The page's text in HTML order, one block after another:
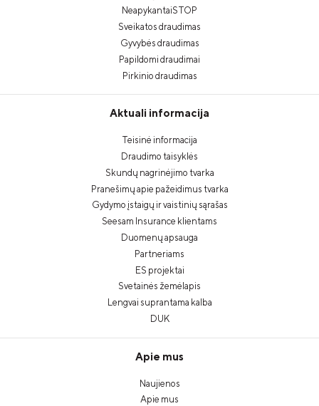
NeapykantaiSTOP
Sveikatos draudimas
Gyvybės draudimas
Papildomi draudimai
Pirkinio draudimas
Aktuali informacija
Teisinė informacija
Draudimo taisyklės
Skundų nagrinėjimo tvarka
Pranešimų apie pažeidimus tvarka
Gydymo įstaigų ir vaistinių sąrašas
Seesam Insurance klientams
Duomenų apsauga
Partneriams
ES projektai
Svetainės žemėlapis
Lengvai suprantama kalba
DUK
Apie mus
Naujienos
Apie mus